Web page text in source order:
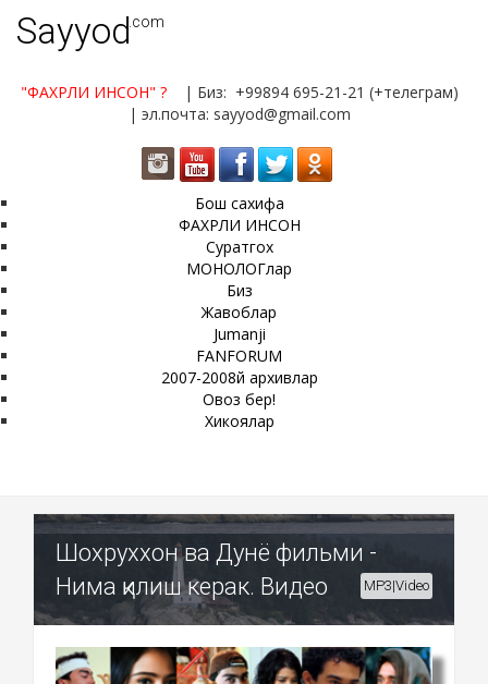
Sayyod.com
"ФАХРЛИ ИНСОН" ?
| Биз: +99894 695-21-21 (+телеграм)
| эл.почта: sayyod@gmail.com
Бош сахифа
ФАХРЛИ ИНСОН
Суратгох
МОНОЛОГлар
Биз
Жавоблар
Jumanji
FANFORUM
2007-2008й архивлар
Овоз бер!
Хикоялар
Шохруххон ва Дунё фильми -
Нима қилиш керак. Видео
MP3|Video